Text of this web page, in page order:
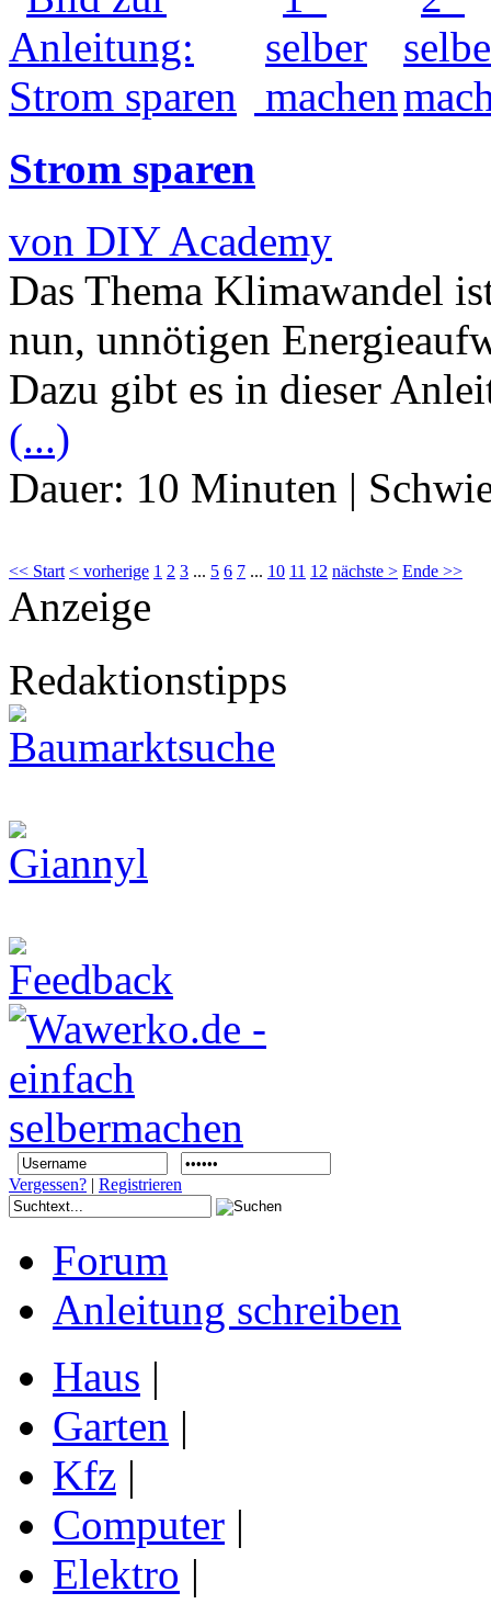
Strom sparen
von DIY Academy
Das Thema Klimawandel
nun, unnötigen
Dazu gibt es in dieser
(...)
Dauer: 10 Minuten |
<< Start < vorherige 1 2 3 ... 5 6 7 ... 10 11 12 nächste > Ende >>
Anzeige
Redaktionstipps
Vergessen? | Registrieren
Forum
Anleitung schreiben
Haus |
Garten |
Kfz |
Computer |
Elektro |